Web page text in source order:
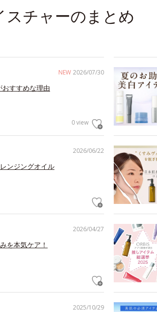
チャーのまとめ
NEW 2026/07/30
すすめな理由
0 view
2026/06/22
ンジングオイル
2026/04/27
を本気ケア！
2025/10/29